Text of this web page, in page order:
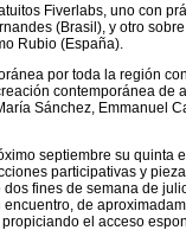
Fiverlabs, uno con
(Brasil), y otro
Rubio (España).
por toda la región
contemporánea de
Sánchez, Emmanuel
septiembre su quinta
participativas y
fines de semana de
de
el acceso